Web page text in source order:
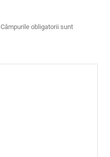
Câmpurile obligatorii sunt